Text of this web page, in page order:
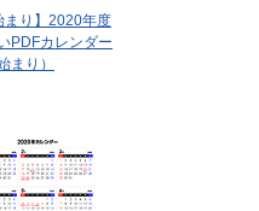
まり】2020年度
PDFカレンダー
まり）